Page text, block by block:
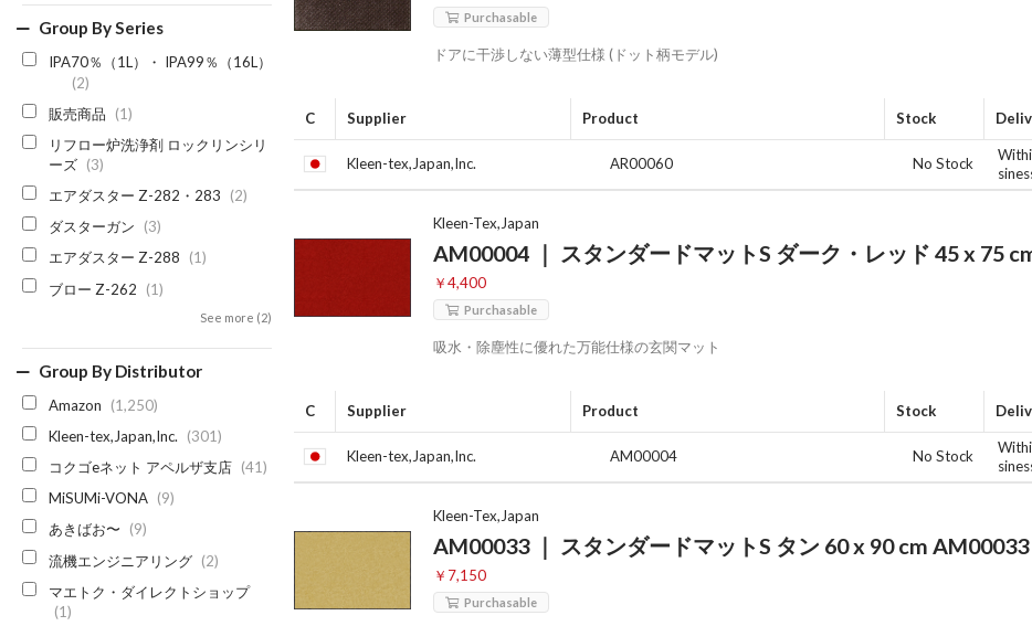
Purchasable
ドアに干渉しない薄型仕様 (ドット柄モデル)
C Supplier Product Stock
Kleen-tex,Japan,Inc. AR00060 No Stock
Kleen-Tex,Japan
AM00004 ｜ スタンダードマットS ダーク・レッド 45 x 75
￥4,400
Purchasable
吸水・除塵性に優れた万能仕様の玄関マット
C Supplier Product Stock
Kleen-tex,Japan,Inc. AM00004 No Stock
Kleen-Tex,Japan
AM00033 ｜ スタンダードマットS タン 60 x 90 cm AM00033
￥7,150
Purchasable
Group By Series
IPA70％（1L）・ IPA99％（16L）
(2)
販売商品
(1)
リフロー炉洗浄剤 ロックリンシリ
ーズ (3)
エアダスター Z-282・283
(2)
ダスターガン
(3)
エアダスター Z-288
(1)
ブロー Z-262
(1)
See more (2)
Group By Distributor
Amazon
(1,250)
Kleen-tex,Japan,Inc.
(301)
コクゴeネット アペルザ支店 (41)
MiSUMi-VONA (9)
あきばお〜
(9)
流機エンジニアリング (2)
マエトク・ダイレクトショップ
(1)